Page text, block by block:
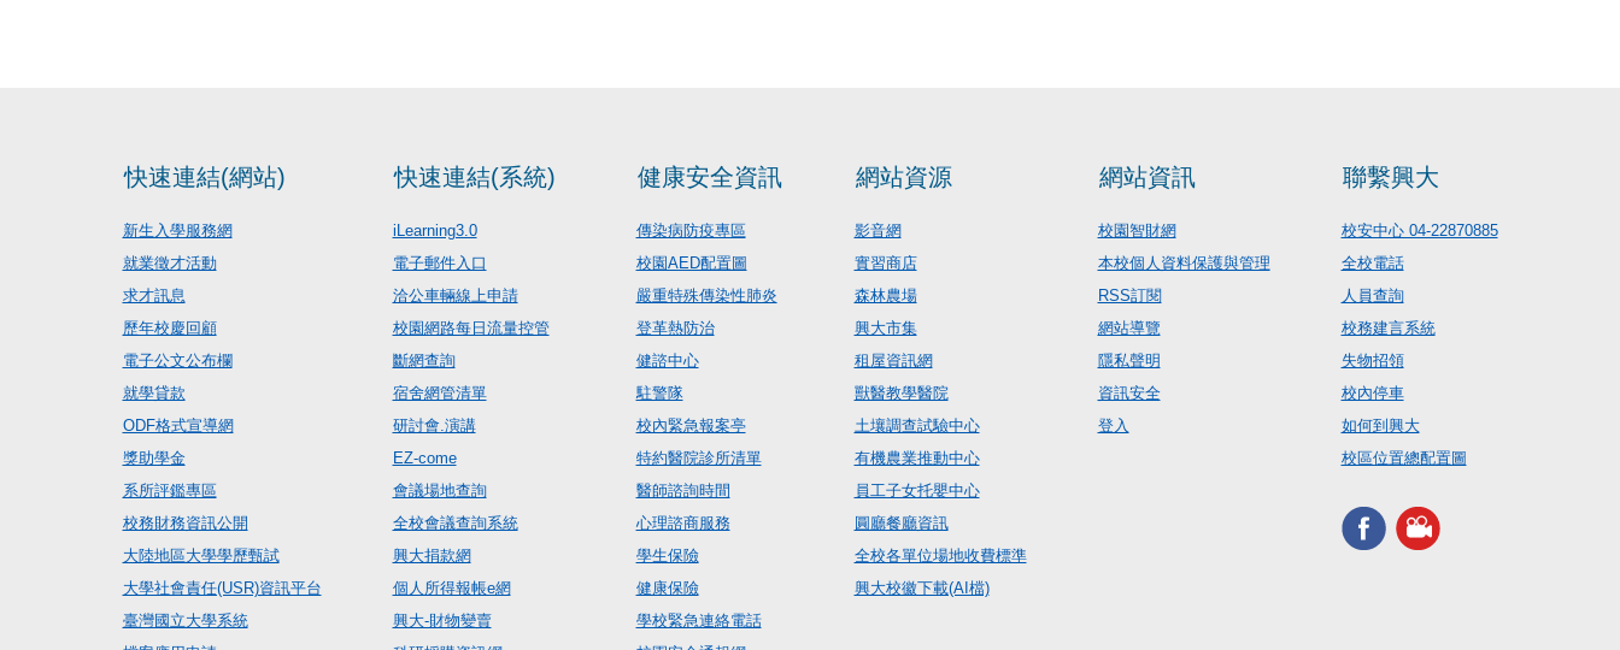
快速連結(網站)
新生入學服務網
就業徵才活動
求才訊息
歷年校慶回顧
電子公文公布欄
就學貸款
ODF格式宣導網
獎助學金
系所評鑑專區
校務財務資訊公開
大陸地區大學學歷甄試
大學社會責任(USR)資訊平台
臺灣國立大學系統
快速連結(系統)
iLearning3.0
電子郵件入口
洽公車輛線上申請
校園網路每日流量控管
斷網查詢
宿舍網管清單
研討會.演講
EZ-come
會議場地查詢
全校會議查詢系統
興大捐款網
個人所得報帳e網
興大-財物變賣
健康安全資訊
傳染病防疫專區
校園AED配置圖
嚴重特殊傳染性肺炎
登革熱防治
健諮中心
駐警隊
校內緊急報案亭
特約醫院診所清單
醫師諮詢時間
心理諮商服務
學生保險
健康保險
學校緊急連絡電話
網站資源
影音網
實習商店
森林農場
興大市集
租屋資訊網
獸醫教學醫院
土壤調查試驗中心
有機農業推動中心
員工子女托嬰中心
圓廳餐廳資訊
全校各單位場地收費標準
興大校徽下載(AI檔)
網站資訊
校園智財網
本校個人資料保護與管理
RSS訂閱
網站導覽
隱私聲明
資訊安全
登入
聯繫興大
校安中心 04-22870885
全校電話
人員查詢
校務建言系統
失物招領
校內停車
如何到興大
校區位置總配置圖